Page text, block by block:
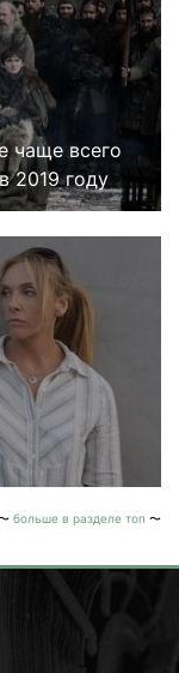
чаще всего
2019 году
больше в разделе топ